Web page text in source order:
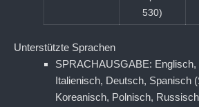
530)
Unterstützte Sprachen
SPRACHAUSGABE:
Italienisch, Deutsch, Spanisch
Koreanisch, Polnisch,